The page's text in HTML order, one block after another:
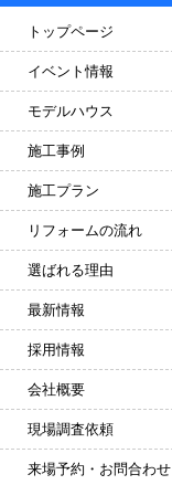
トップページ
イベント情報
モデルハウス
施工事例
施工プラン
リフォームの流れ
選ばれる理由
最新情報
採用情報
会社概要
現場調査依頼
来場予約・お問合わせ